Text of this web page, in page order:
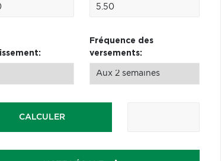
Fréquence des
versements:
CALCULER